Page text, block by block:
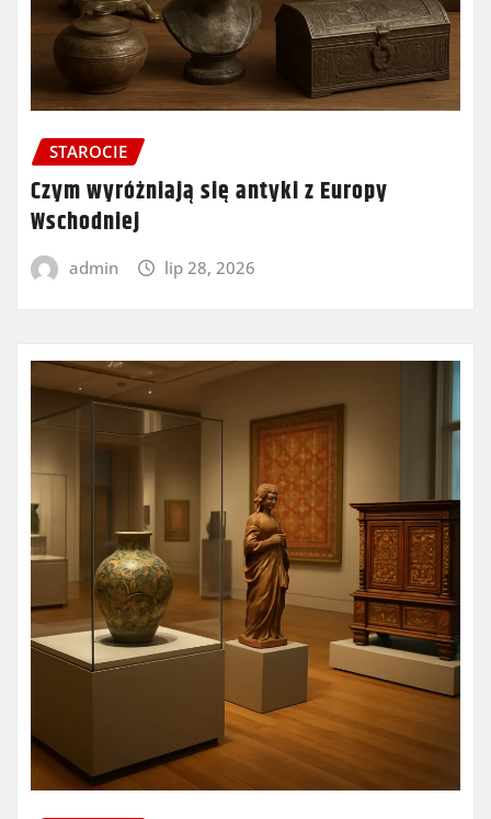
STAROCIE
Czym wyróżniają się antyki z Europy
Wschodniej
admin lip 28, 2026